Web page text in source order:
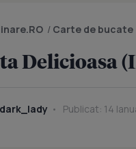
/ Carte de bucate
Delicioasa
dark_lady Publicat: 14